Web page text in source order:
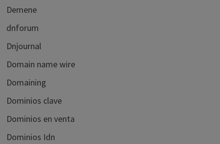
Demene
dnforum
Dnjournal
Domain name wire
Domaining
Dominios clave
Dominios en venta
Dominios Idn